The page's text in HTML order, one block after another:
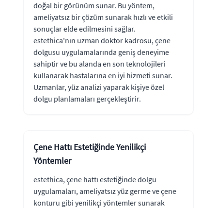
doğal bir görünüm sunar. Bu yöntem,
ameliyatsız bir çözüm sunarak hızlı ve etkili
sonuçlar elde edilmesini sağlar.
estethica'nın uzman doktor kadrosu, çene
dolgusu uygulamalarında geniş deneyime
sahiptir ve bu alanda en son teknolojileri
kullanarak hastalarına en iyi hizmeti sunar.
Uzmanlar, yüz analizi yaparak kişiye özel
dolgu planlamaları gerçekleştirir.
Çene Hattı Estetiğinde Yenilikçi
Yöntemler
estethica, çene hattı estetiğinde dolgu
uygulamaları, ameliyatsız yüz germe ve çene
konturu gibi yenilikçi yöntemler sunarak